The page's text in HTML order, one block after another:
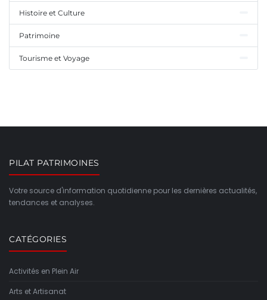
Histoire et Culture
Patrimoine
Tourisme et Voyage
PILAT PATRIMOINES
Votre source d'information quotidienne pour les dernières actualités,
tendances et analyses.
CATÉGORIES
Activités en Plein Air
Arts et Artisanat